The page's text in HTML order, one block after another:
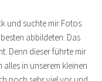
und suchte mir Fotos
abbildeten. Das
Denn dieser führte mir
in unserem kleinen